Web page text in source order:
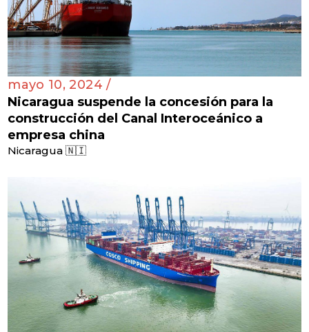
mayo 10, 2024 /
Nicaragua suspende la concesión para la
construcción del Canal Interoceánico a
empresa china
Nicaragua 🇳🇮